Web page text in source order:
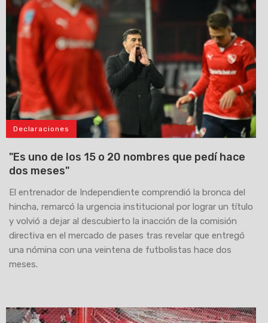
Declaraciones
"Es uno de los 15 o 20 nombres que pedí hace
dos meses"
El entrenador de Independiente comprendió la bronca del
hincha, remarcó la urgencia institucional por lograr un título
y volvió a dejar al descubierto la inacción de la comisión
directiva en el mercado de pases tras revelar que entregó
una nómina con una veintena de futbolistas hace dos
meses.